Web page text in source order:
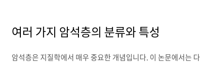
여러 가지 암석층의 분류와 특성
암석층은 지질학에서 매우 중요한 개념입니다. 이 논문에서는 다